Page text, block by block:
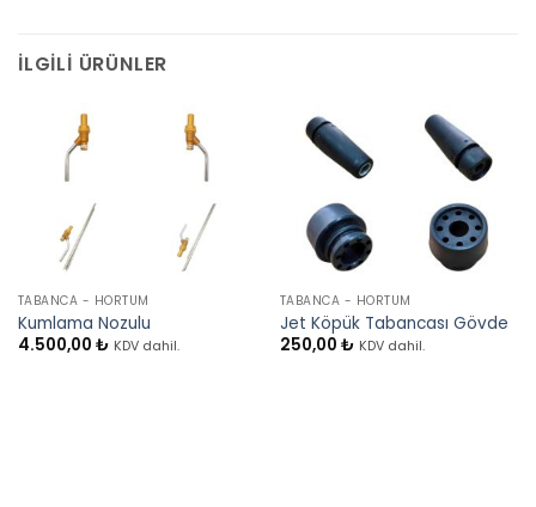
İLGILI ÜRÜNLER
TABANCA - HORTUM
Kumlama Nozulu
4.500,00 ₺ KDV dahil.
TABANCA - HORTUM
Jet Köpük Tabancası Gövde
250,00 ₺ KDV dahil.